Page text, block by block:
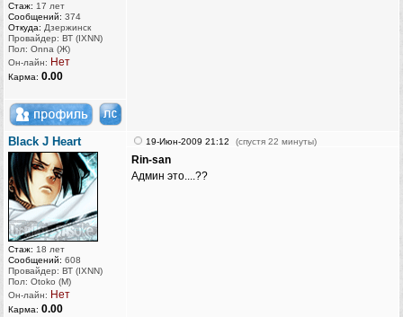
Стаж: 17 лет
Сообщений: 374
Откуда: Дзержинск
Провайдер: ВТ (IXNN)
Пол: Onna (Ж)
Он-лайн: Нет
Карма: 0.00
Black J Heart
Стаж: 18 лет
Сообщений: 608
Провайдер: ВТ (IXNN)
Пол: Otoko (M)
Он-лайн: Нет
Карма: 0.00
19-Июн-2009 21:12 (спустя 22 минуты)
Rin-san
Админ это....??